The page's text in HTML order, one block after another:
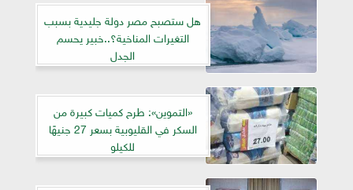
هل ستصبح مصر دولة جليدية بسبب
التغيرات المناخية؟..خبير يحسم
الجدل
«التموين»: طرح كميات كبيرة من
السكر في القليوبية بسعر 27 جنيهًا
للكيلو